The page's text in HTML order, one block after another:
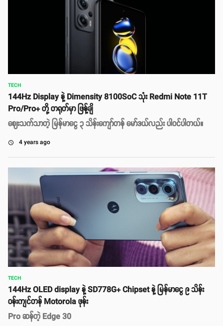
TECH
144Hz Display နဲ့ Dimensity 8100SoC သုံး Redmi Note 11T
Pro/Pro+ တို့ တရုတ်မှာ ဖြန့်ချိ
ဈေးသက်သာတဲ့ မြန်မာငွေ ၃ သိန်းကျော်တန် မော်ဒယ်လည်း ပါဝင်ပါတယ်။
access_time 4 years ago
TECH
144Hz OLED display နဲ့ SD778G+ Chipset နဲ့ မြန်မာငွေ ၉ သိန်း
ဝန်းကျင်တန် Motorola ဖုန်း
Pro ဆန်တဲ့ Edge 30